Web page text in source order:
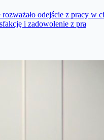
odejście z pracy
i zadowolenie z pra